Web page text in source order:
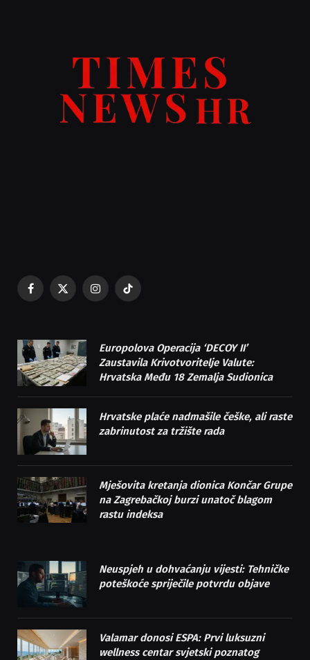
Facebook
X
InstagramTikTok
Europolova Operacija ‘DECOY II’
Zaustavila Krivotvoritelje Valute:
Hrvatska Među 18 Zemalja Sudionica
Hrvatske plaće nadmašile češke, ali raste
zabrinutost za tržište rada
Mješovita kretanja dionica Končar Grupe
na Zagrebačkoj burzi unatoč blagom
rastu indeksa
Neuspjeh u dohvaćanju vijesti: Tehničke
poteškoće spriječile potvrdu objave
Valamar donosi ESPA: Prvi luksuzni
wellness centar svjetski poznatog